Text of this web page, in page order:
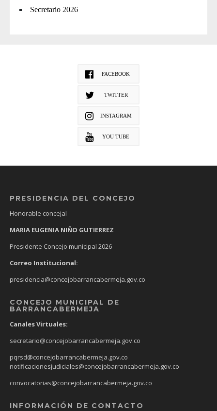
Secretario 2026
FACEBOOK
TWITTER
INSTAGRAM
YOU TUBE
PRESIDENCIA DEL CONCEJO
Honorable concejal
MARIA EUGENIA NIÑO GUTIERREZ
Presidente Concejo municipal 2026
Correo Institucional:
presidencia@concejobarrancabermeja.gov.co
CONCEJO MUNICIPAL DE
BARRANCABERMEJA
Canales Virtuales:
secretario@concejobarrancabermeja.gov.co
pqrsd@concejobarrancabermeja.gov.co
notificacionesjudiciales@concejobarrancabermeja.gov.co
convocatorias@concejobarrancabermeja.gov.co
INFORMACIÓN DE CONTACTO